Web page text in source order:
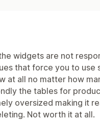
widgets are not
that force you to
at all no matter how
the tables for
oversized making it
Not worth it at all.